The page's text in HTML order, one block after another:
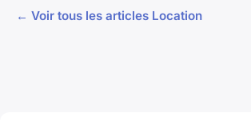
← Voir tous les articles Location